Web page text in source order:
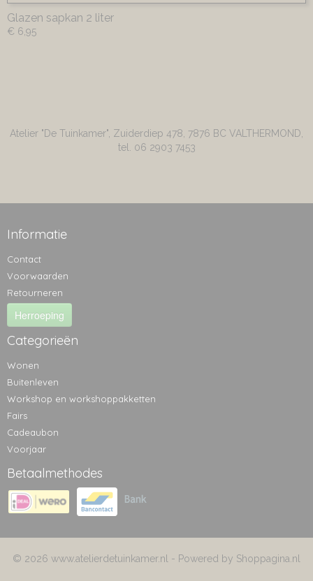
Glazen sapkan 2 liter
€ 6,95
Atelier "De Tuinkamer", Zuiderdiep 478, 7876 BC VALTHERMOND,
tel. 06 2903 7453
Informatie
Contact
Voorwaarden
Retourneren
Herroeping
Categorieën
Wonen
Buitenleven
Workshop en workshoppakketten
Fairs
Cadeaubon
Voorjaar
Betaalmethodes
© 2026 www.atelierdetuinkamer.nl - Powered by Shoppagina.nl